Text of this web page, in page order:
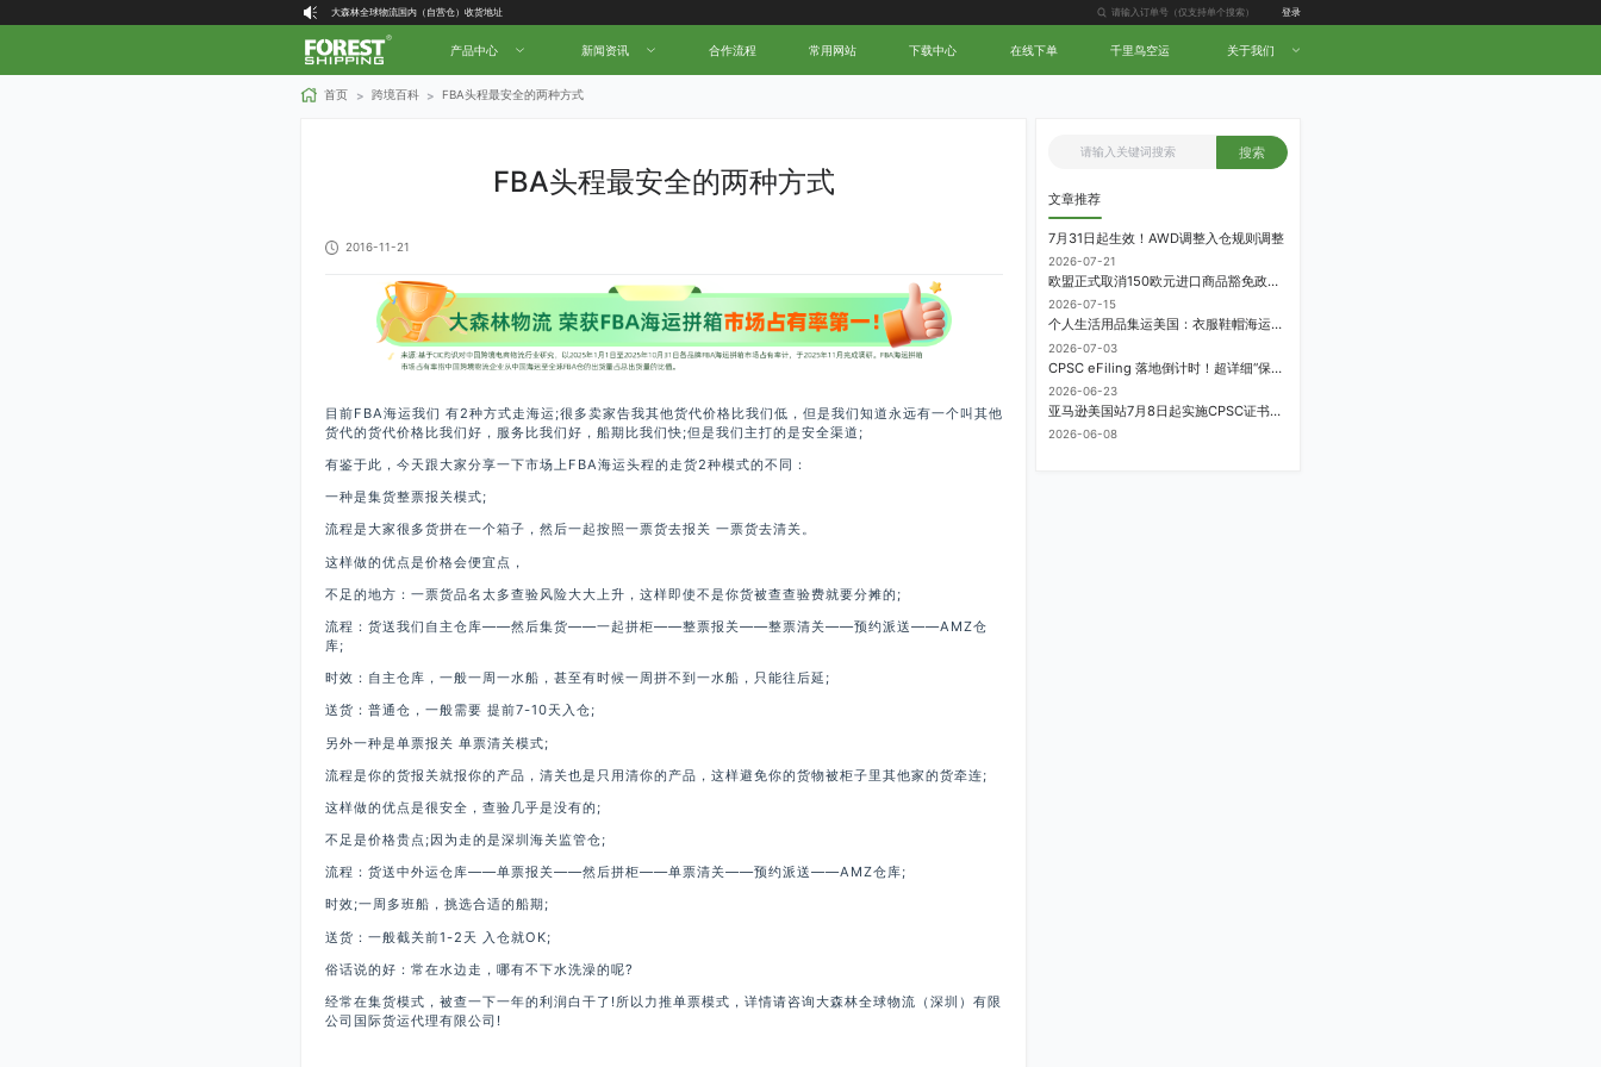
大森林全球物流国内（自营仓）收货地址
大森林16周年庆福利就位，超多好礼等你拿！
登录
产品中心 新闻资讯 合作流程 常用网站 下载中心 在线下单 千里鸟空运 关于我们
首页 > 跨境百科 > FBA头程最安全的两种方式
FBA头程最安全的两种方式
2016-11-21
目前FBA海运我们 有2种方式走海运;很多卖家告我其他货代价格比我们低，但是我们知道永远有一个叫其他
货代的货代价格比我们好，服务比我们好，船期比我们快;但是我们主打的是安全渠道;
有鉴于此，今天跟大家分享一下市场上FBA海运头程的走货2种模式的不同：
一种是集货整票报关模式;
流程是大家很多货拼在一个箱子，然后一起按照一票货去报关 一票货去清关。
这样做的优点是价格会便宜点，
不足的地方：一票货品名太多查验风险大大上升，这样即使不是你货被查查验费就要分摊的;
流程：货送我们自主仓库——然后集货——一起拼柜——整票报关——整票清关——预约派送——AMZ仓
库;
时效：自主仓库，一般一周一水船，甚至有时候一周拼不到一水船，只能往后延;
送货：普通仓，一般需要 提前7-10天入仓;
另外一种是单票报关 单票清关模式;
流程是你的货报关就报你的产品，清关也是只用清你的产品，这样避免你的货物被柜子里其他家的货牵连;
这样做的优点是很安全，查验几乎是没有的;
不足是价格贵点;因为走的是深圳海关监管仓;
流程：货送中外运仓库——单票报关——然后拼柜——单票清关——预约派送——AMZ仓库;
时效;一周多班船，挑选合适的船期;
送货：一般截关前1-2天 入仓就OK;
俗话说的好：常在水边走，哪有不下水洗澡的呢?
经常在集货模式，被查一下一年的利润白干了!所以力推单票模式，详情请咨询大森林全球物流（深圳）有限
公司国际货运代理有限公司!
搜索
文章推荐
7月31日起生效！AWD调整入仓规则调整
2026-07-21
欧盟正式取消150欧元进口商品豁免政策，每件加征3欧元进口关税
2026-07-15
个人生活用品集运美国：衣服鞋帽海运计费方式
2026-07-03
CPSC eFiling 落地倒计时！超详细“保姆级”实操指南来了！
2026-06-23
亚马逊美国站7月8日起实施CPSC证书电子申报要求，FBA受管制商品需提前申报
2026-06-08